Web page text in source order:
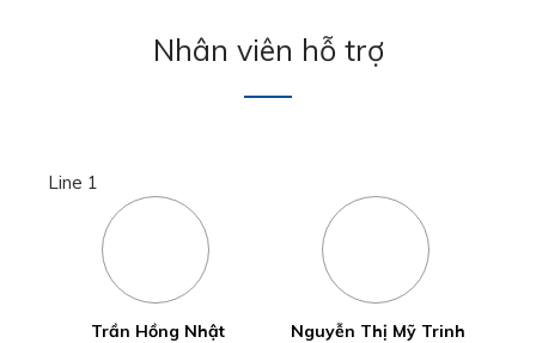
Nhân viên hỗ trợ
Line 1
Trần Hồng Nhật
Nguyễn Thị Mỹ Trinh